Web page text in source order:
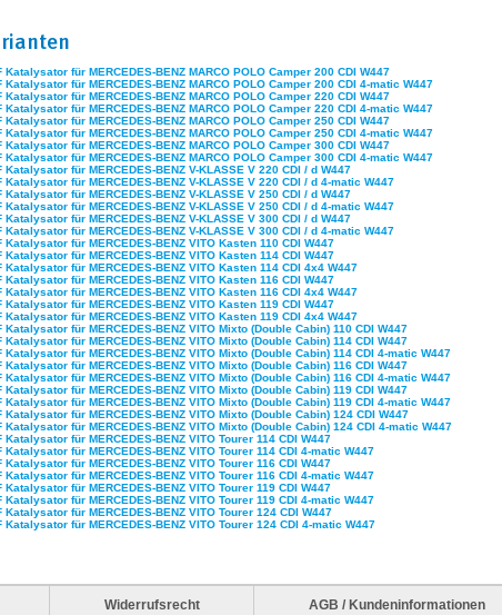
Katalysator für MERCEDES-BENZ MARCO POLO Camper 200 CDI W447
Katalysator für MERCEDES-BENZ MARCO POLO Camper 200 CDI 4-matic W447
Katalysator für MERCEDES-BENZ MARCO POLO Camper 220 CDI W447
Katalysator für MERCEDES-BENZ MARCO POLO Camper 220 CDI 4-matic W447
Katalysator für MERCEDES-BENZ MARCO POLO Camper 250 CDI W447
Katalysator für MERCEDES-BENZ MARCO POLO Camper 250 CDI 4-matic W447
Katalysator für MERCEDES-BENZ MARCO POLO Camper 300 CDI W447
Katalysator für MERCEDES-BENZ MARCO POLO Camper 300 CDI 4-matic W447
Katalysator für MERCEDES-BENZ V-KLASSE V 220 CDI / d W447
Katalysator für MERCEDES-BENZ V-KLASSE V 220 CDI / d 4-matic W447
Katalysator für MERCEDES-BENZ V-KLASSE V 250 CDI / d W447
Katalysator für MERCEDES-BENZ V-KLASSE V 250 CDI / d 4-matic W447
Katalysator für MERCEDES-BENZ V-KLASSE V 300 CDI / d W447
Katalysator für MERCEDES-BENZ V-KLASSE V 300 CDI / d 4-matic W447
Katalysator für MERCEDES-BENZ VITO Kasten 110 CDI W447
Katalysator für MERCEDES-BENZ VITO Kasten 114 CDI W447
Katalysator für MERCEDES-BENZ VITO Kasten 114 CDI 4x4 W447
Katalysator für MERCEDES-BENZ VITO Kasten 116 CDI W447
Katalysator für MERCEDES-BENZ VITO Kasten 116 CDI 4x4 W447
Katalysator für MERCEDES-BENZ VITO Kasten 119 CDI W447
Katalysator für MERCEDES-BENZ VITO Kasten 119 CDI 4x4 W447
Katalysator für MERCEDES-BENZ VITO Mixto (Double Cabin) 110 CDI W447
Katalysator für MERCEDES-BENZ VITO Mixto (Double Cabin) 114 CDI W447
Katalysator für MERCEDES-BENZ VITO Mixto (Double Cabin) 114 CDI 4-matic W447
Katalysator für MERCEDES-BENZ VITO Mixto (Double Cabin) 116 CDI W447
Katalysator für MERCEDES-BENZ VITO Mixto (Double Cabin) 116 CDI 4-matic W447
Katalysator für MERCEDES-BENZ VITO Mixto (Double Cabin) 119 CDI W447
Katalysator für MERCEDES-BENZ VITO Mixto (Double Cabin) 119 CDI 4-matic W447
Katalysator für MERCEDES-BENZ VITO Mixto (Double Cabin) 124 CDI W447
Katalysator für MERCEDES-BENZ VITO Mixto (Double Cabin) 124 CDI 4-matic W447
Katalysator für MERCEDES-BENZ VITO Tourer 114 CDI W447
Katalysator für MERCEDES-BENZ VITO Tourer 114 CDI 4-matic W447
Katalysator für MERCEDES-BENZ VITO Tourer 116 CDI W447
Katalysator für MERCEDES-BENZ VITO Tourer 116 CDI 4-matic W447
Katalysator für MERCEDES-BENZ VITO Tourer 119 CDI W447
Katalysator für MERCEDES-BENZ VITO Tourer 119 CDI 4-matic W447
Katalysator für MERCEDES-BENZ VITO Tourer 124 CDI W447
Katalysator für MERCEDES-BENZ VITO Tourer 124 CDI 4-matic W447
Widerrufsrecht AGB / Kundeninformationen